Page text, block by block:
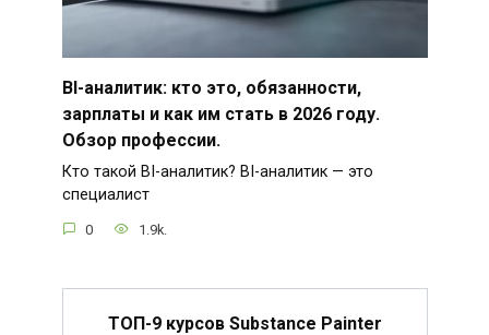
BI-аналитик: кто это, обязанности,
зарплаты и как им стать в 2026 году.
Обзор профессии.
Кто такой BI-аналитик? BI-аналитик — это
специалист
0 1.9k.
ТОП-9 курсов Substance Painter